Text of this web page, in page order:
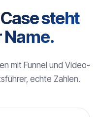
steht
Name.
mit Funnel und Video-
echte Zahlen.